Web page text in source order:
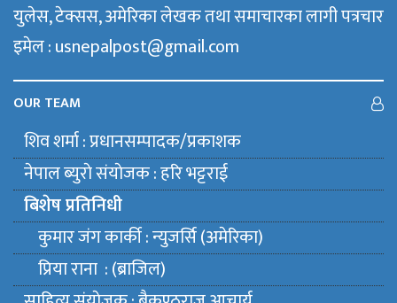
युलेस, टेक्सस, अमेरिका लेखक तथा समाचारका लागी पत्रचार
इमेल : usnepalpost@gmail.com
OUR TEAM
शिव शर्मा : प्रधानसम्पादक/प्रकाशक
नेपाल ब्युराे संयाेजक : हरि भट्टराई
बिशेष प्रतिनिधी
कुमार जंग कार्की : न्युजर्सि (अमेरिका)
प्रिया राना : (ब्राजिल)